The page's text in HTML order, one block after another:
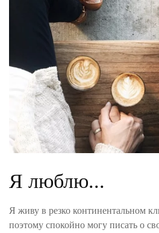
Я люблю...
Я живу в резко континентальном
поэтому спокойно могу писать о